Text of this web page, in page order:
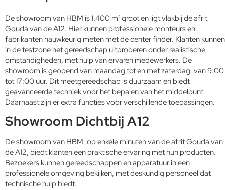
De showroom van HBM is 1.400 m² groot en ligt vlakbij de afrit
Gouda van de A12. Hier kunnen professionele monteurs en
fabrikanten nauwkeurig meten met de center finder. Klanten kunnen
in de testzone het gereedschap uitproberen onder realistische
omstandigheden, met hulp van ervaren medewerkers. De
showroom is geopend van maandag tot en met zaterdag, van 9:00
tot 17:00 uur. Dit meetgereedschap is duurzaam en biedt
geavanceerde techniek voor het bepalen van het middelpunt.
Daarnaast zijn er extra functies voor verschillende toepassingen.
Showroom Dichtbij A12
De showroom van HBM, op enkele minuten van de afrit Gouda van
de A12, biedt klanten een praktische ervaring met hun producten.
Bezoekers kunnen gereedschappen en apparatuur in een
professionele omgeving bekijken, met deskundig personeel dat
technische hulp biedt.